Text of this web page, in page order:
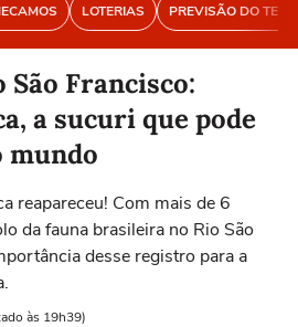
LOTERIAS PREVISÃO DO
São Francisco:
a sucuri que pode
mundo
reapareceu! Com mais de 6
da fauna brasileira no Rio São
desse registro para a
às 19h39)